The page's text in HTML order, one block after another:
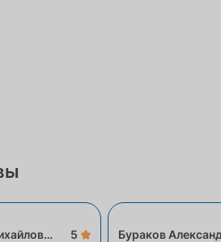
Тишакова Оксана Михайловна
5
Бураков